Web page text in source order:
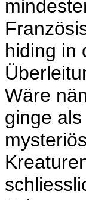
hiding in
Wäre
ginge